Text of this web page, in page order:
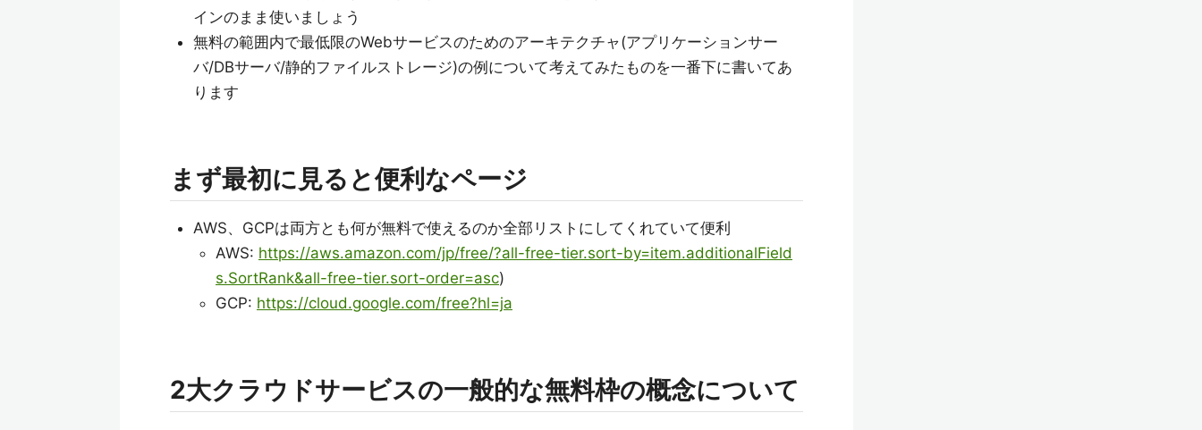
インのまま使いましょう
無料の範囲内で最低限のWebサービスのためのアーキテクチャ(アプリケーションサー
バ/DBサーバ/静的ファイルストレージ)の例について考えてみたものを一番下に書いてあ
ります
まず最初に見ると便利なページ
AWS、GCPは両方とも何が無料で使えるのか全部リストにしてくれていて便利
AWS: https://aws.amazon.com/jp/free/?all-free-tier.sort-by=item.additionalField
s.SortRank&all-free-tier.sort-order=asc)
GCP: https://cloud.google.com/free?hl=ja
2大クラウドサービスの一般的な無料枠の概念について